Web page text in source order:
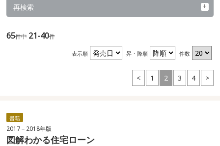
再検索
65件中 21-40件
表示順 昇・降順 件数
< 1 2 3 4 >
書籍
2017－2018年版
図解わかる住宅ローン